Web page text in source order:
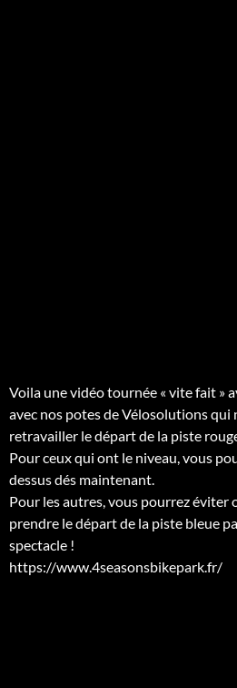
Voila une vidéo tournée « vite fait »
avec nos potes de Vélosolutions qui
retravailler le départ de la piste
Pour ceux qui ont le niveau, vous
dessus dés maintenant.
Pour les autres, vous pourrez éviter
prendre le départ de la piste bleue
spectacle !
https://www.4seasonsbikepark.fr/